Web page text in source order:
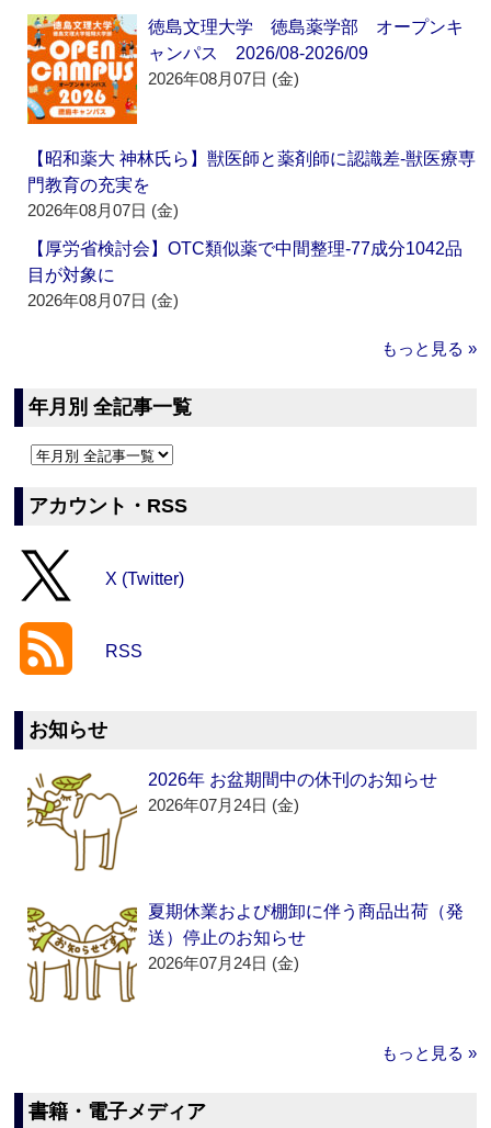
徳島文理大学 徳島薬学部 オープンキ
ャンパス 2026/08-2026/09
2026年08月07日 (金)
【昭和薬大 神林氏ら】獣医師と薬剤師に認識差‐獣医療専
門教育の充実を
2026年08月07日 (金)
【厚労省検討会】OTC類似薬で中間整理‐77成分1042品
目が対象に
2026年08月07日 (金)
もっと見る »
年月別 全記事一覧
アカウント・RSS
X (Twitter)
RSS
お知らせ
2026年 お盆期間中の休刊のお知らせ
2026年07月24日 (金)
夏期休業および棚卸に伴う商品出荷（発
送）停止のお知らせ
2026年07月24日 (金)
もっと見る »
書籍・電子メディア